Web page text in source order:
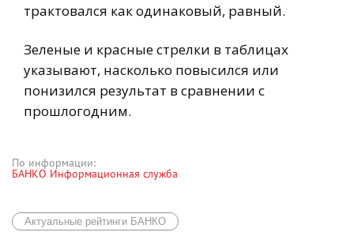
трактовался как одинаковый, равный.
Зеленые и красные стрелки в таблицах
указывают, насколько повысился или
понизился результат в сравнении с
прошлогодним.
По информации:
БАНКО Информационная служба
Актуальные рейтинги БАНКО